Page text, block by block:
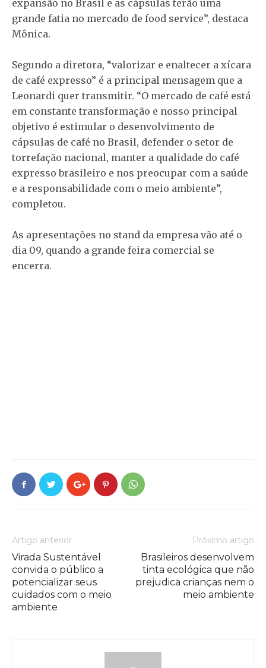
expansão no Brasil e as cápsulas terão uma
grande fatia no mercado de food service”, destaca
Mônica.
Segundo a diretora, “valorizar e enaltecer a xícara
de café expresso” é a principal mensagem que a
Leonardi quer transmitir. “O mercado de café está
em constante transformação e nosso principal
objetivo é estimular o desenvolvimento de
cápsulas de café no Brasil, defender o setor de
torrefação nacional, manter a qualidade do café
expresso brasileiro e nos preocupar com a saúde
e a responsabilidade com o meio ambiente”,
completou.
As apresentações no stand da empresa vão até o
dia 09, quando a grande feira comercial se
encerra.
Artigo anterior
Virada Sustentável
convida o público a
potencializar seus
cuidados com o meio
ambiente
Próximo artigo
Brasileiros desenvolvem
tinta ecológica que não
prejudica crianças nem o
meio ambiente